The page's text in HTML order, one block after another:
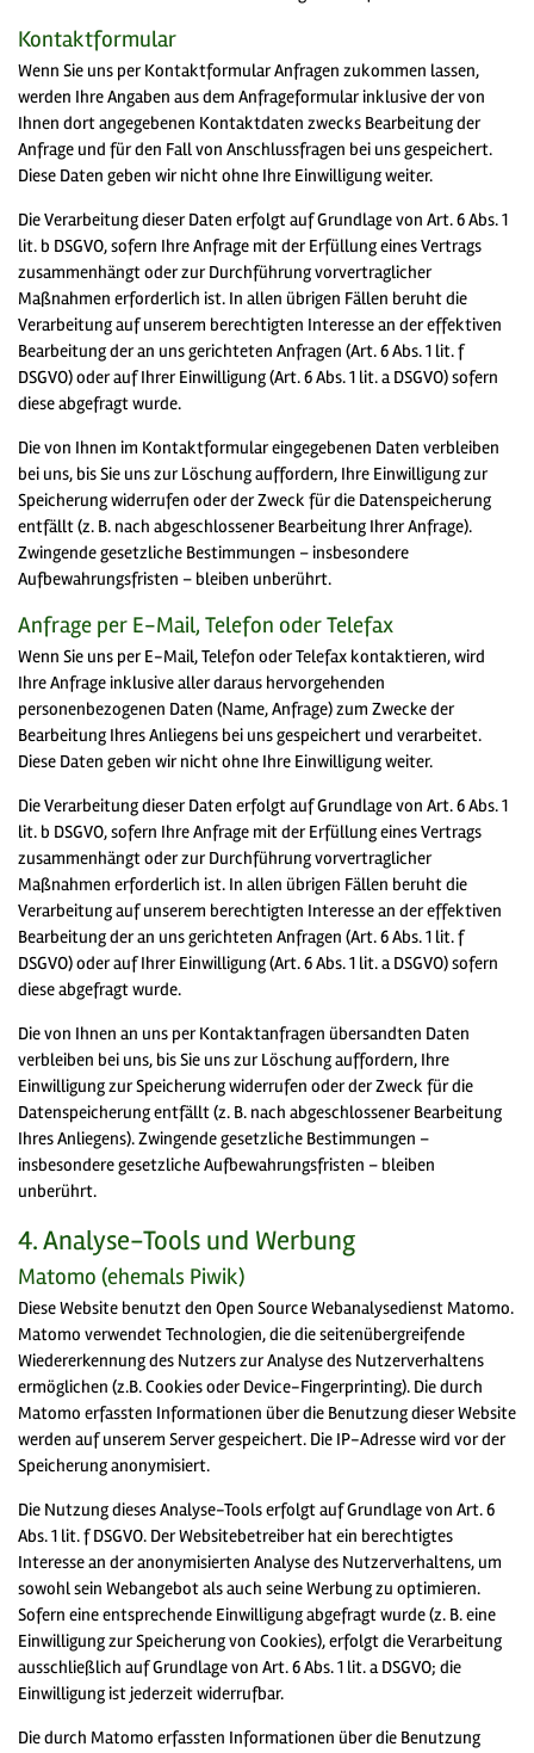
Kontaktformular
Wenn Sie uns per Kontaktformular Anfragen zukommen lassen,
werden Ihre Angaben aus dem Anfrageformular inklusive der von
Ihnen dort angegebenen Kontaktdaten zwecks Bearbeitung der
Anfrage und für den Fall von Anschlussfragen bei uns gespeichert.
Diese Daten geben wir nicht ohne Ihre Einwilligung weiter.
Die Verarbeitung dieser Daten erfolgt auf Grundlage von Art. 6 Abs. 1
lit. b DSGVO, sofern Ihre Anfrage mit der Erfüllung eines Vertrags
zusammenhängt oder zur Durchführung vorvertraglicher
Maßnahmen erforderlich ist. In allen übrigen Fällen beruht die
Verarbeitung auf unserem berechtigten Interesse an der effektiven
Bearbeitung der an uns gerichteten Anfragen (Art. 6 Abs. 1 lit. f
DSGVO) oder auf Ihrer Einwilligung (Art. 6 Abs. 1 lit. a DSGVO) sofern
diese abgefragt wurde.
Die von Ihnen im Kontaktformular eingegebenen Daten verbleiben
bei uns, bis Sie uns zur Löschung auffordern, Ihre Einwilligung zur
Speicherung widerrufen oder der Zweck für die Datenspeicherung
entfällt (z. B. nach abgeschlossener Bearbeitung Ihrer Anfrage).
Zwingende gesetzliche Bestimmungen – insbesondere
Aufbewahrungsfristen – bleiben unberührt.
Anfrage per E-Mail, Telefon oder Telefax
Wenn Sie uns per E-Mail, Telefon oder Telefax kontaktieren, wird
Ihre Anfrage inklusive aller daraus hervorgehenden
personenbezogenen Daten (Name, Anfrage) zum Zwecke der
Bearbeitung Ihres Anliegens bei uns gespeichert und verarbeitet.
Diese Daten geben wir nicht ohne Ihre Einwilligung weiter.
Die Verarbeitung dieser Daten erfolgt auf Grundlage von Art. 6 Abs. 1
lit. b DSGVO, sofern Ihre Anfrage mit der Erfüllung eines Vertrags
zusammenhängt oder zur Durchführung vorvertraglicher
Maßnahmen erforderlich ist. In allen übrigen Fällen beruht die
Verarbeitung auf unserem berechtigten Interesse an der effektiven
Bearbeitung der an uns gerichteten Anfragen (Art. 6 Abs. 1 lit. f
DSGVO) oder auf Ihrer Einwilligung (Art. 6 Abs. 1 lit. a DSGVO) sofern
diese abgefragt wurde.
Die von Ihnen an uns per Kontaktanfragen übersandten Daten
verbleiben bei uns, bis Sie uns zur Löschung auffordern, Ihre
Einwilligung zur Speicherung widerrufen oder der Zweck für die
Datenspeicherung entfällt (z. B. nach abgeschlossener Bearbeitung
Ihres Anliegens). Zwingende gesetzliche Bestimmungen –
insbesondere gesetzliche Aufbewahrungsfristen – bleiben
unberührt.
4. Analyse-Tools und Werbung
Matomo (ehemals Piwik)
Diese Website benutzt den Open Source Webanalysedienst Matomo.
Matomo verwendet Technologien, die die seitenübergreifende
Wiedererkennung des Nutzers zur Analyse des Nutzerverhaltens
ermöglichen (z.B. Cookies oder Device-Fingerprinting). Die durch
Matomo erfassten Informationen über die Benutzung dieser Website
werden auf unserem Server gespeichert. Die IP-Adresse wird vor der
Speicherung anonymisiert.
Die Nutzung dieses Analyse-Tools erfolgt auf Grundlage von Art. 6
Abs. 1 lit. f DSGVO. Der Websitebetreiber hat ein berechtigtes
Interesse an der anonymisierten Analyse des Nutzerverhaltens, um
sowohl sein Webangebot als auch seine Werbung zu optimieren.
Sofern eine entsprechende Einwilligung abgefragt wurde (z. B. eine
Einwilligung zur Speicherung von Cookies), erfolgt die Verarbeitung
ausschließlich auf Grundlage von Art. 6 Abs. 1 lit. a DSGVO; die
Einwilligung ist jederzeit widerrufbar.
Die durch Matomo erfassten Informationen über die Benutzung